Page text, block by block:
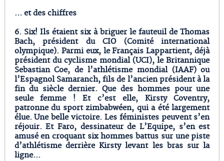
… et des chiffres
6. Six! Ils étaient six à briguer le fauteuil de Thomas
Bach, président du CIO (Comité international
olympique). Parmi eux, le Français Lappartient, déjà
président du cyclisme mondial (UCI), le Britannique
Sebastian Coe, de l’athlétisme mondial (IAAF) ou
l’Espagnol Samaranch, fils de l’ancien président à la
fin du siècle dernier. Que des hommes pour une
seule femme ! Et c’est elle, Kirsty Coventry,
patronne du sport zimbabwéen, qui a été largement
élue. Une belle victoire. Les féministes peuvent s’en
réjouir.Et Faro, dessinateur de L’Equipe, s’en est
amusé en croquant six hommes battus sur une piste
d’athlétisme derrière Kirsty levant les bras sur la
ligne...